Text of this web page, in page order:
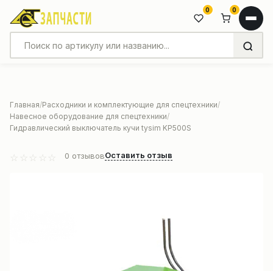
0 0
Главная Расходники и комплектующие для спецтехники
Навесное оборудование для спецтехники
Гидравлический выключатель кучи tysim KP500S
0 отзывовОставить отзыв